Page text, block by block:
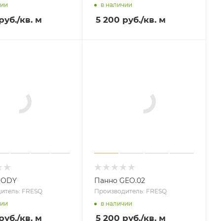
/кв. м
в наличии
5 200 руб./кв. м
FRESQ
/кв. м
Панно GEO.02
Производитель: FRESQ
в наличии
5 200 руб./кв. м